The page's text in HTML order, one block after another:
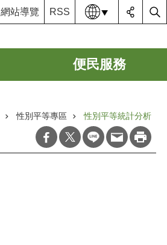
網站導覽 RSS 語系
便民服務
性別平等專區 性別平等統計分析